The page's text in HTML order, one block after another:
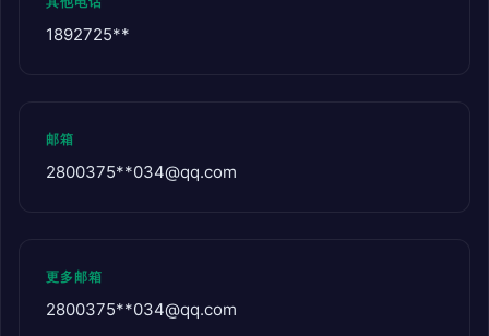
1892725**
邮箱
2800375**034@qq.com
更多邮箱
2800375**034@qq.com